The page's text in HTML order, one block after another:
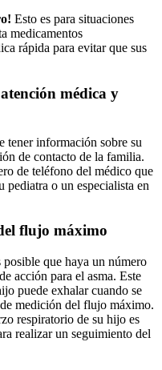
Esto es para situaciones
medicamentos
rápida para evitar que sus
médica y
tener información sobre su
de contacto de la familia.
de teléfono del médico que
pediatra o un especialista en
flujo máximo
que haya un número
acción para el asma. Este
puede exhalar cuando se
medición del flujo máximo.
respiratorio de su hijo es
realizar un seguimiento del